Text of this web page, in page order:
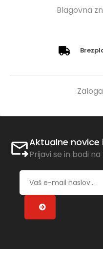
Blagovna
Aktualne novice
Prijavi se in bodi